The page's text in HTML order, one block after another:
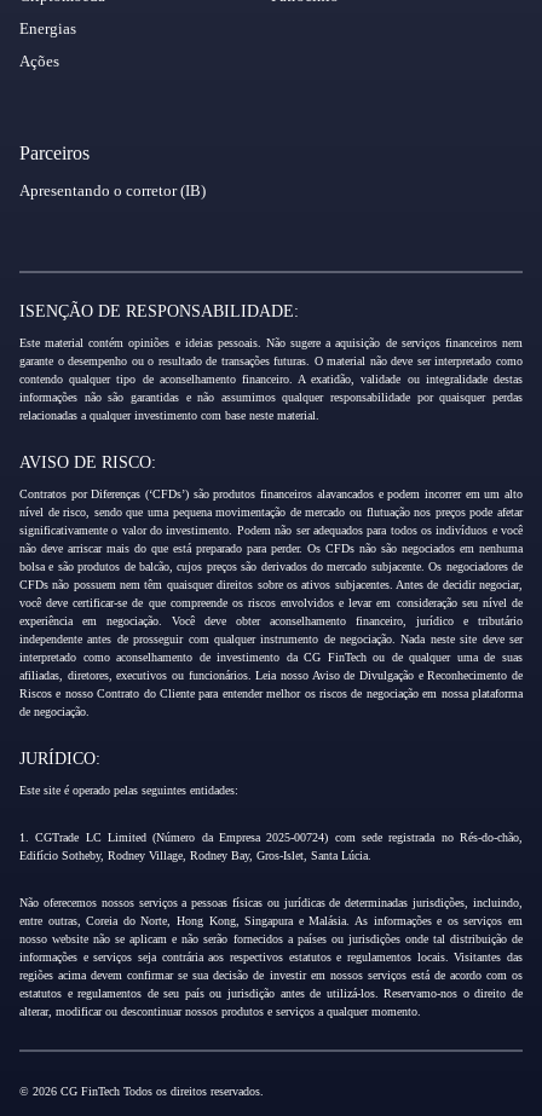
Energias
Ações
Parceiros
Apresentando o corretor (IB)
ISENÇÃO DE RESPONSABILIDADE:
Este material contém opiniões e ideias pessoais. Não sugere a aquisição de serviços financeiros nem
garante o desempenho ou o resultado de transações futuras. O material não deve ser interpretado como
contendo qualquer tipo de aconselhamento financeiro. A exatidão, validade ou integralidade destas
informações não são garantidas e não assumimos qualquer responsabilidade por quaisquer perdas
relacionadas a qualquer investimento com base neste material.
AVISO DE RISCO:
Contratos por Diferenças (‘CFDs’) são produtos financeiros alavancados e podem incorrer em um alto
nível de risco, sendo que uma pequena movimentação de mercado ou flutuação nos preços pode afetar
significativamente o valor do investimento. Podem não ser adequados para todos os indivíduos e você
não deve arriscar mais do que está preparado para perder. Os CFDs não são negociados em nenhuma
bolsa e são produtos de balcão, cujos preços são derivados do mercado subjacente. Os negociadores de
CFDs não possuem nem têm quaisquer direitos sobre os ativos subjacentes. Antes de decidir negociar,
você deve certificar-se de que compreende os riscos envolvidos e levar em consideração seu nível de
experiência em negociação. Você deve obter aconselhamento financeiro, jurídico e tributário
independente antes de prosseguir com qualquer instrumento de negociação. Nada neste site deve ser
interpretado como aconselhamento de investimento da CG FinTech ou de qualquer uma de suas
afiliadas, diretores, executivos ou funcionários. Leia nosso Aviso de Divulgação e Reconhecimento de
Riscos e nosso Contrato do Cliente para entender melhor os riscos de negociação em nossa plataforma
de negociação.
JURÍDICO:
Este site é operado pelas seguintes entidades:
1. CGTrade LC Limited (Número da Empresa 2025-00724) com sede registrada no Rés-do-chão,
Edifício Sotheby, Rodney Village, Rodney Bay, Gros-Islet, Santa Lúcia.
Não oferecemos nossos serviços a pessoas físicas ou jurídicas de determinadas jurisdições, incluindo,
entre outras, Coreia do Norte, Hong Kong, Singapura e Malásia. As informações e os serviços em
nosso website não se aplicam e não serão fornecidos a países ou jurisdições onde tal distribuição de
informações e serviços seja contrária aos respectivos estatutos e regulamentos locais. Visitantes das
regiões acima devem confirmar se sua decisão de investir em nossos serviços está de acordo com os
estatutos e regulamentos de seu país ou jurisdição antes de utilizá-los. Reservamo-nos o direito de
alterar, modificar ou descontinuar nossos produtos e serviços a qualquer momento.
© 2026 CG FinTech Todos os direitos reservados.